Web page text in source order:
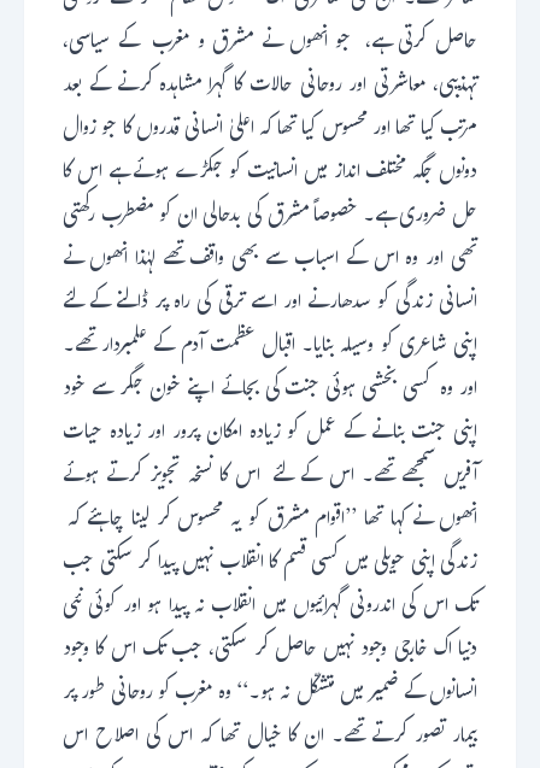
حاصل کرتی ہے، جو انھوں نے مشرق و مغرب کے سیاسی،
تہذیبی، معاشرتی اور روحانی حالات کا گہرا مشاہدہ کرنے کے بعد
مرتب کیا تھا اور محسوس کیا تھا کہ اعلیٰ انسانی قدروں کا جو زوال
دونوں جگہ مختلف انداز میں انسانیت کو جکڑے ہوئے ہے اس کا
حل ضروری ہے۔ خصوصاً مشرق کی بدحالی ان کو مضطرب رکھتی
تھی اور وہ اس کے اسباب سے بھی واقف تھے لہٰذا انھوں نے
انسانی زندگی کو سدھارنے اور اسے ترقی کی راہ پر ڈالنے کے لئے
اپنی شاعری کو وسیلہ بنایا۔ اقبال عظمت آدم کے علمبردار تھے۔
اور وہ کسی بخشی ہوئی جنت کی بجائے اپنے خون جگر سے خود
اپنی جنت بنانے کے عمل کو زیادہ امکان پرور اور زیادہ حیات
آفریں سمجھے تھے۔ اس کے لئے اس کا نسخہ تجویز کرتے ہوئے
انھوں نے کہا تھا ’’اقوام مشرق کو یہ محسوس کر لینا چاہئے کہ
زندگی اپنی حویلی میں کسی قسم کا انقلاب نہیں پیدا کر سکتی جب
تک اس کی اندرونی گہرائیوں میں انقلاب نہ پیدا ہو اور کوئی نئی
دنیا اک خارجی وجود نہیں حاصل کر سکتی، جب تک اس کا وجود
انسانوں کے ضمیر میں متشکّل نہ ہو۔‘‘ وہ مغرب کو روحانی طور پر
بیمار تصور کرتے تھے۔ ان کا خیال تھا کہ اس کی اصلاح اس